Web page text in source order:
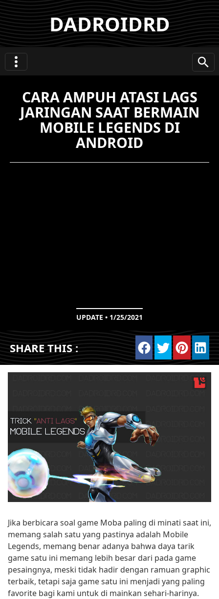
DADROIDRD
CARA AMPUH ATASI LAGS
JARINGAN SAAT BERMAIN
MOBILE LEGENDS DI
ANDROID
UPDATE • 1/25/2021
SHARE THIS :
Jika berbicara soal game Moba paling di minati saat ini,
memang salah satu yang pastinya adalah Mobile
Legends, memang benar adanya bahwa daya tarik
game satu ini memang lebih besar dari pada game
pesaingnya, meski tidak hadir dengan ramuan graphic
terbaik, tetapi saja game satu ini menjadi yang paling
favorite bagi kami untuk di mainkan sehari-harinya.